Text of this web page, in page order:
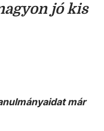
jó kis
már